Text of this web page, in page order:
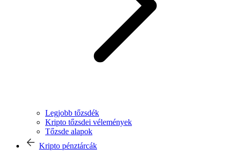
Legjobb tőzsdék
Kripto tőzsdei vélemények
Tőzsde alapok
Kripto pénztárcák